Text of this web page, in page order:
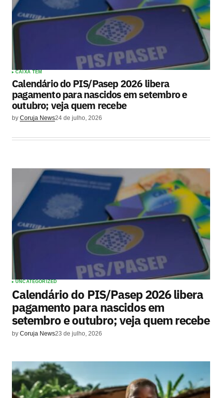
CAIXA TEM
Calendário do PIS/Pasep 2026 libera
pagamento para nascidos em setembro e
outubro; veja quem recebe
by Coruja News24 de julho, 2026
UNCATEGORIZED
Calendário do PIS/Pasep 2026 libera
pagamento para nascidos em
setembro e outubro; veja quem recebe
by Coruja News23 de julho, 2026